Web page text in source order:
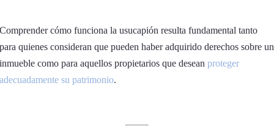
cómo funciona la usucapión resulta fundamental tanto
quienes consideran que pueden haber adquirido derechos sobre un
como para aquellos propietarios que desean proteger
su patrimonio.